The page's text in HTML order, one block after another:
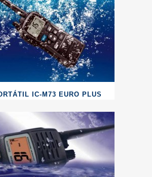
IC-M73 EURO PLUS